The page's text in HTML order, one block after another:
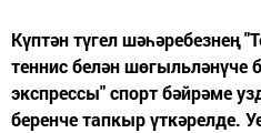
Күптән түгел шәһәребезнең
теннис белән шөгыльләнүче
экспрессы" спорт бәйрәме
беренче тапкыр үткәрелде.